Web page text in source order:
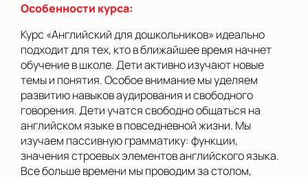
Особенности курса:
Курс «Английский для дошкольников» идеально
подходит для тех, кто в ближайшее время начнет
обучение в школе. Дети активно изучают новые
темы и понятия. Особое внимание мы уделяем
развитию навыков аудирования и свободного
говорения. Дети учатся свободно общаться на
английском языке в повседневной жизни. Мы
изучаем пассивную грамматику: функции,
значения строевых элементов английского языка.
Все больше времени мы проводим за столом,